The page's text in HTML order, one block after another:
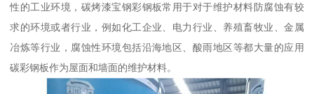
性的工业环境，碳烤漆宝钢彩钢板常用于对于维护材料防腐蚀有较
求的环境或者行业，例如化工企业、电力行业、养殖畜牧业、金属
冶炼等行业，腐蚀性环境包括沿海地区、酸雨地区等都大量的应用
碳彩钢板作为屋面和墙面的维护材料。